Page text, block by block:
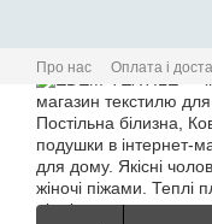
Про нас Оплата і